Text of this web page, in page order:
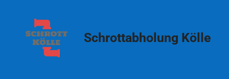
springen
Schrottabholung Kölle